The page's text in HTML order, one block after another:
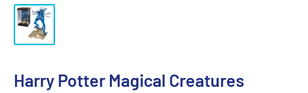
Harry Potter Magical Creatures